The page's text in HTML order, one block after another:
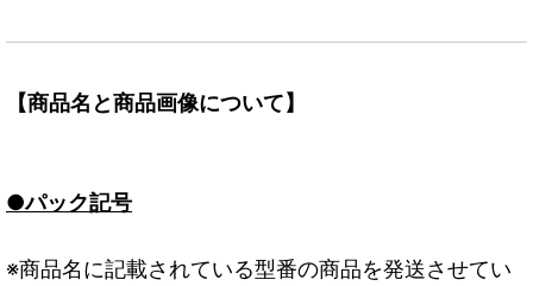
【商品名と商品画像について】
●パック記号
※商品名に記載されている型番の商品を発送させてい